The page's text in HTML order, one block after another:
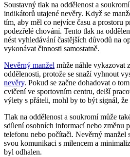
Soustavný tlak na oddělenost a
indikátorů utajené nevěry. Když se
tím, aby měl co nejvíce času a prostoru
podezřelé chování. Tento tlak na
nést vyhledávání častějších důvodů na
vykonávat činnosti samostatně.
Nevěrný manžel může náhle vykazovat
oddělenosti, protože se snaží vyhnout
nevěry. Pokud se začne dohadovat o
cvičení ve sportovním centru, delší
výlety s přáteli, mohl by to být signál, že
Tlak na oddělenost a soukromí může
sdílení osobních informací nebo změnu
telefonu nebo počítači. Nevěrný manžel
svou komunikaci s milencem a
byl odhalen.